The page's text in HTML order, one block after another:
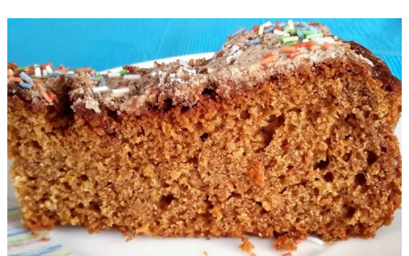
LARANJA
REQUEIJÃO